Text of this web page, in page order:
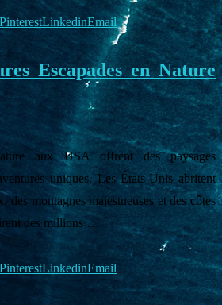
PinterestLinkedinEmail
Escapades en Nature
aux USA offrent des paysages
uniques. Les États-Unis abritent
des montagnes majestueuses et des côtes
des millions …
PinterestLinkedinEmail